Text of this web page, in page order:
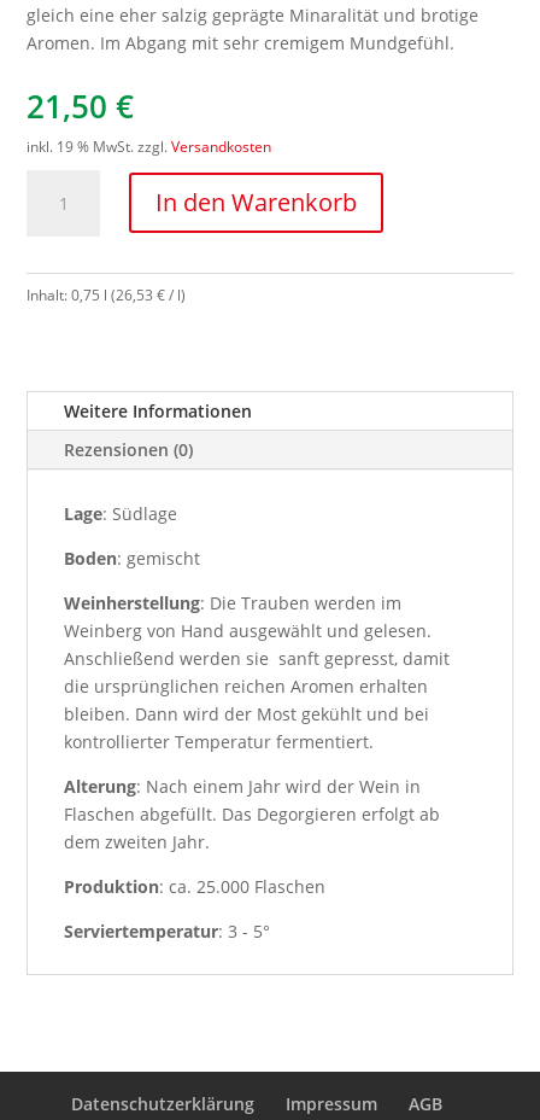
gleich eine eher salzig geprägte Minaralität und brotige
Aromen. Im Abgang mit sehr cremigem Mundgefühl.
21,50€
inkl. 19 % MwSt. zzgl.Versandkosten
Tamellini
Menge
In den Warenkorb
Inhalt: 0,75 l (26,53€/ l)
Weitere Informationen
Rezensionen (0)
Lage: Südlage
Boden: gemischt
Weinherstellung: Die Trauben werden im
Weinberg von Hand ausgewählt und gelesen.
Anschließend werden sie sanft gepresst, damit
die ursprünglichen reichen Aromen erhalten
bleiben. Dann wird der Most gekühlt und bei
kontrollierter Temperatur fermentiert.
Alterung: Nach einem Jahr wird der Wein in
Flaschen abgefüllt. Das Degorgieren erfolgt ab
dem zweiten Jahr.
Produktion: ca. 25.000 Flaschen
Serviertemperatur: 3 - 5°
Datenschutzerklärung Impressum
AGB